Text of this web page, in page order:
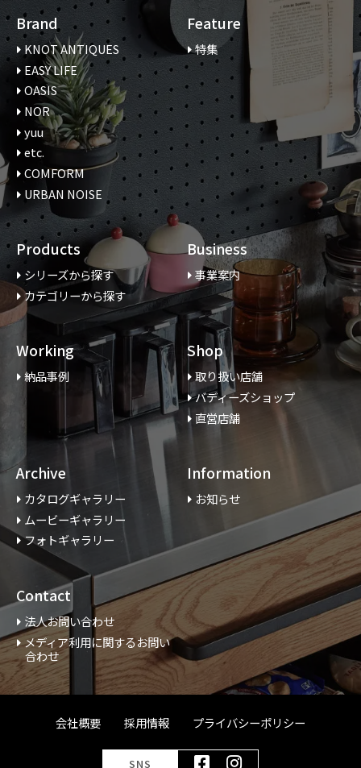
Brand
KNOT ANTIQUES
EASY LIFE
OASIS
NOR
yuu
etc.
COMFORM
URBAN NOISE
Feature
特集
Products
シリーズから探す
カテゴリーから探す
Business
事業案内
Working
納品事例
Shop
取り扱い店舗
バディーズショップ
直営店舗
Archive
カタログギャラリー
ムービーギャラリー
フォトギャラリー
Information
お知らせ
Contact
法人お問い合わせ
メディア利用に関するお問い
合わせ
会社概要 採用情報 プライバシーポリシー
SNS